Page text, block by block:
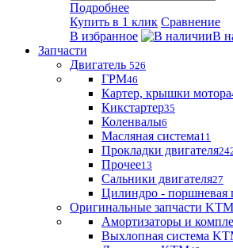
Подробнее
Купить в 1 клик Сравнение
В избранное
В
Запчасти
Двигатель 526
ГРМ46
Картер, крышки мотора
Кикстартер35
Коленвалы6
Масляная система11
Прокладки двигателя
Прочее13
Сальники двигателя27
Цилиндро - поршневая
Оригинальные запчасти KTM
Амортизаторы и
Выхлопная система